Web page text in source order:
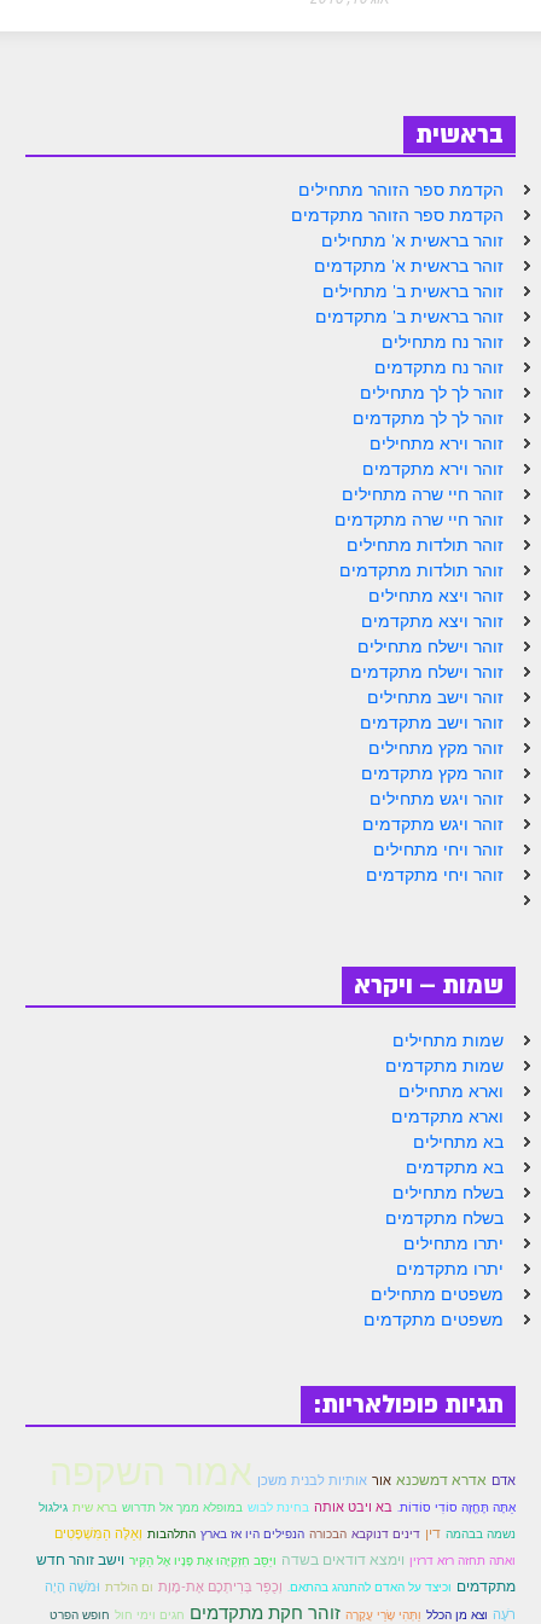
ספר הזוהר בראשית א' מתקדמים
ספר הזוהר נח מתחילים
ספר הזוהר נח מתקדמים
ספר הזוהר לך לך מתחילים
ספר הזוהר לך לך מתקדמים
ספר הזוהר וירא מתחילים
ספר הזוהר וירא מתקדמים
ספר הזוהר חיי שרה מתחילים
ספר הזוהר תולדות מתחילים
ספר הזוהר תולדות מתקדמים
ספר הזוהר ויצא מתחילים
ספר הזוהר ויצא מתקדמים
ספר הזוהר וישלח מתחילים
הזוהר הקדוש וישלח מתקדמים
הזוהר הקדוש וישב מתחילים
הזוהר הקדוש מקץ מתחילים
הזוהר הקדוש מקץ מתקדמים
הזוהר הקדוש ויגש מתקדמים
הזוהר הקדוש ויחי מתחילים
הזוהר הקדוש ויחי מתקדמים
ספר הזוהר – שמות
הזוהר הקדוש שמות מתחילים
הזוהר הקדוש שמות מתקדמים
הזוהר הקדוש וארא מתחילים
הזוהר הקדוש בא מתקדמים
הזוהר הקדוש בשלח מתקדמים
הזוהר הקדוש יתרו מתחילים
משפטים מתחילים
בראשית
הקדמת ספר הזוהר מתחילים
הקדמת ספר הזוהר מתקדמים
זוהר בראשית א' מתחילים
זוהר בראשית א' מתקדמים
זוהר בראשית ב' מתחילים
זוהר בראשית ב' מתקדמים
זוהר נח מתחילים
זוהר נח מתקדמים
זוהר לך לך מתחילים
זוהר לך לך מתקדמים
זוהר וירא מתחילים
זוהר וירא מתקדמים
זוהר חיי שרה מתחילים
זוהר חיי שרה מתקדמים
זוהר תולדות מתחילים
זוהר תולדות מתקדמים
זוהר ויצא מתחילים
זוהר ויצא מתקדמים
זוהר וישלח מתחילים
זוהר וישלח מתקדמים
זוהר וישב מתחילים
זוהר וישב מתקדמים
זוהר מקץ מתחילים
זוהר מקץ מתקדמים
זוהר ויגש מתחילים
זוהר ויגש מתקדמים
זוהר ויחי מתחילים
זוהר ויחי מתקדמים
שמות – ויקרא
שמות מתחילים
שמות מתקדמים
וארא מתחילים
וארא מתקדמים
בא מתחילים
בא מתקדמים
בשלח מתחילים
בשלח מתקדמים
יתרו מתחילים
יתרו מתקדמים
משפטים מתחילים
משפטים מתקדמים
תגיות פופולאריות:
אדם אדרא דמשכנא אור אותיות לבנית משכן אמור השקפה
אַתָּה תֶּחֱזֶה סוֹדִי סוֹדוֹת. בא ויבט אותה בחינת לבוש במופלא ממך אל תדרוש ברא שית גילגול
נשמה בבהמה דין דינים דנוקבא הבכורה הנפילים היו אז בארץ התלהבות וְאֵלֶּה הַמִּשְׁפָּטִים
ואתה תחזה רזא דרזין וימצא דודאים בשדה ויַּסֵּב חִזְקִיָּהוּ אֶת פָּנָיו אֶל הַקִּיר וישב זוהר חדש
מתקדמים וכיצד על האדם להתנהג בהתאם. וְכֻפַּר בְּרִיתְכֶם אֶת-מָוֶת ום הולדת וּמֹשֶׁה הָיָה
רֹעֶה וצא מן הכלל וַתְּהִי שָׂרַי עֲקָרָה זוהר חקת מתקדמים חגים וימי חול חופש הפרט